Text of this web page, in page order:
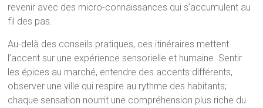
revenir avec des micro-connaissances qui s’accumulent au
fil des pas.
Au-delà des conseils pratiques, ces itinéraires mettent
l’accent sur une expérience sensorielle et humaine. Sentir
les épices au marché, entendre des accents différents,
observer une ville qui respire au rythme des habitants;
chaque sensation nourrit une compréhension plus riche du